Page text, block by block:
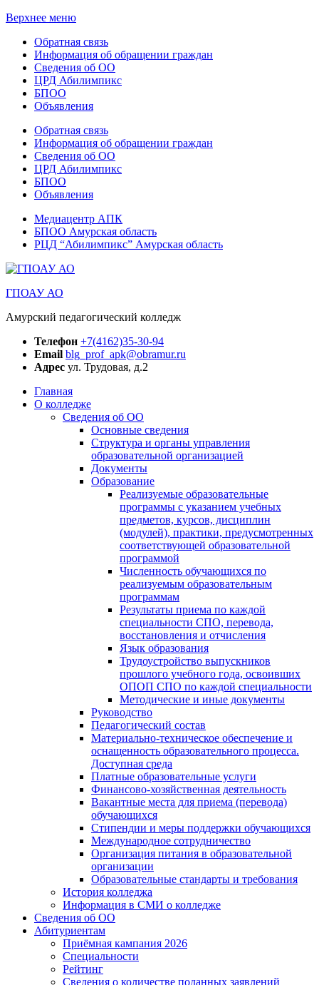
Верхнее меню
Обратная связь
Информация об обращении граждан
Сведения об ОО
ЦРД Абилимпикс
БПОО
Объявления
Обратная связь
Информация об обращении граждан
Сведения об ОО
ЦРД Абилимпикс
БПОО
Объявления
Медиацентр АПК
БПОО Амурская область
РЦД “Абилимпикс” Амурская область
ГПОАУ АО
Амурский педагогический колледж
Телефон +7(4162)35-30-94
Email blg_prof_apk@obramur.ru
Адрес ул. Трудовая, д.2
Главная
О колледже
Сведения об ОО
Основные сведения
Структура и органы управления
образовательной организацией
Документы
Образование
Реализуемые образовательные
программы с указанием учебных
предметов, курсов, дисциплин
(модулей), практики, предусмотренных
соответствующей образовательной
программой
Численность обучающихся по
реализуемым образовательным
программам
Результаты приема по каждой
специальности СПО, перевода,
восстановления и отчисления
Язык образования
Трудоустройство выпускников
прошлого учебного года, освоивших
ОПОП СПО по каждой специальности
Методические и иные документы
Руководство
Педагогический состав
Материально-техническое обеспечение и
оснащенность образовательного процесса.
Доступная среда
Платные образовательные услуги
Финансово-хозяйственная деятельность
Вакантные места для приема (перевода)
обучающихся
Стипендии и меры поддержки обучающихся
Международное сотрудничество
Организация питания в образовательной
организации
Образовательные стандарты и требования
История колледжа
Информация в СМИ о колледже
Сведения об ОО
Абитуриентам
Приёмная кампания 2026
Специальности
Рейтинг
Сведения о количестве поданных заявлений